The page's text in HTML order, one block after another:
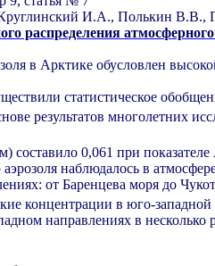
И.А., Полькин В.В.,
распределения
в Арктике обусловлен
статистическое
результатов многолетних
составило 0,061 при
наблюдалось в
от Баренцева моря до
концентрации в юго-
направлениях в несколько